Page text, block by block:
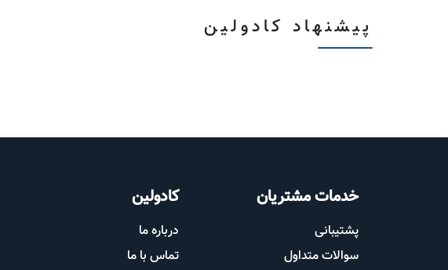
پیشنهاد کادولین
خدمات مشتریان
پشتیب​​انی
سوالات متداول
کادولین
درباره ما
تماس با ما